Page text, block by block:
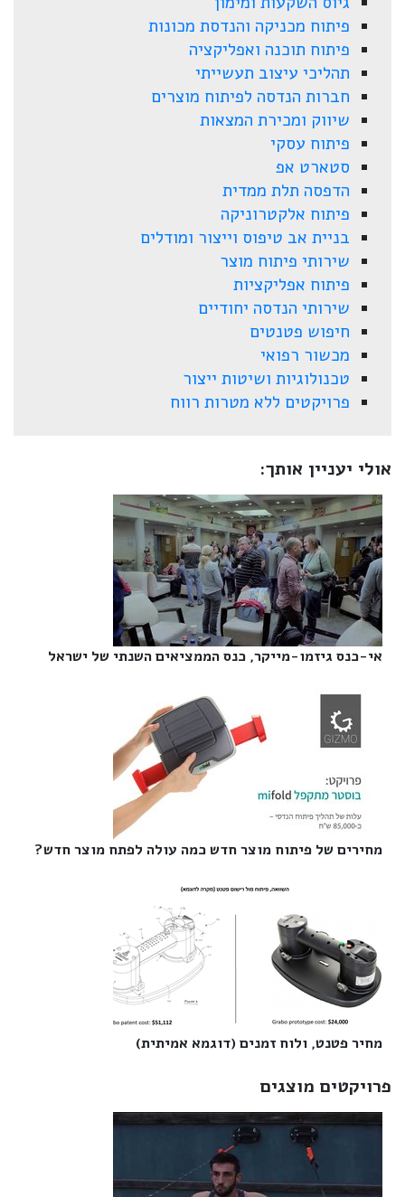
פיתוח מכניקה והנדסת מכונות
פיתוח תוכנה ואפליקציה
תהליכי עיצוב תעשייתי
חברות הנדסה לפיתוח מוצרים
שיווק ומכירת המצאות
פיתוח עסקי
סטארט אפ
הדפסה תלת ממדית
פיתוח אלקטרוניקה
בניית אב טיפוס וייצור ומודלים
שירותי פיתוח מוצר
פיתוח אפליקציות
שירותי הנדסה יחודיים
חיפוש פטנטים
מכשור רפואי
טכנולוגיות ושיטות ייצור
פרויקטים ללא מטרות רווח
אולי יעניין אותך:
אי-כנס גיזמו-מייקר, כנס הממציאים השנתי של ישראל‎
מחירים של פיתוח מוצר חדש כמה עולה לפתח מוצר חדש?‎
מחיר פטנט, ולוח זמנים (דוגמא אמיתית)‎
פרויקטים מוצגים